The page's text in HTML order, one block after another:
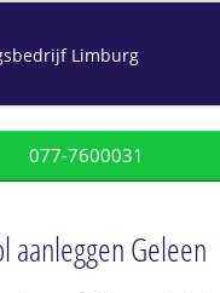
Limburg
077-7600031
aanleggen Geleen